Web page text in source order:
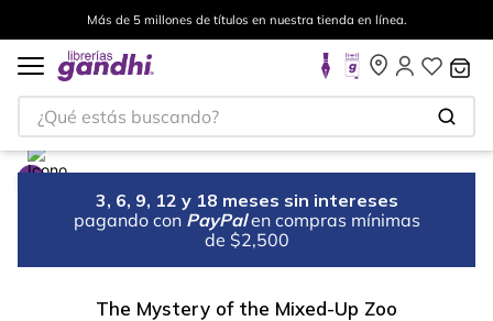
Más de 5 millones de títulos en nuestra tienda en línea.
¿Qué estás buscando?
3, 6, 9, 12 y 18 meses sin intereses
pagando con PayPal en compras mínimas
de $2,500
The Mystery of the Mixed-Up Zoo